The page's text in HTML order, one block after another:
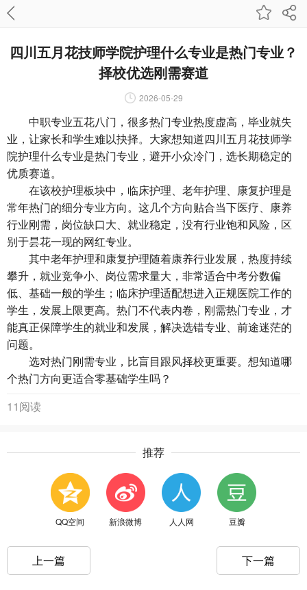
四川五月花技师学院护理什么专业是热门专业？
择校优选刚需赛道
2026-05-29
中职专业五花八门，很多热门专业热度虚高，毕业就失
业，让家长和学生难以抉择。大家想知道四川五月花技师学
院护理什么专业是热门专业，避开小众冷门，选长期稳定的
优质赛道。
在该校护理板块中，临床护理、老年护理、康复护理是
常年热门的细分专业方向。这几个方向贴合当下医疗、康养
行业刚需，岗位缺口大、就业稳定，没有行业饱和风险，区
别于昙花一现的网红专业。
其中老年护理和康复护理随着康养行业发展，热度持续
攀升，就业竞争小、岗位需求量大，非常适合中考分数偏
低、基础一般的学生；临床护理适配想进入正规医院工作的
学生，发展上限更高。热门不代表内卷，刚需热门专业，才
能真正保障学生的就业和发展，解决选错专业、前途迷茫的
问题。
选对热门刚需专业，比盲目跟风择校更重要。想知道哪
个热门方向更适合零基础学生吗？
11阅读
推荐
QQ空间 新浪微博 人人网 豆瓣
上一篇 下一篇